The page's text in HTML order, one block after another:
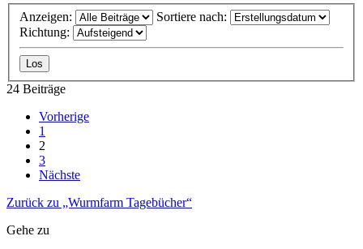
Anzeigen:
Sortiere nach:
Richtung:
24 Beiträge
Vorherige
1
2
3
Nächste
Zurück zu „Wurmfarm Tagebücher“
Gehe zu